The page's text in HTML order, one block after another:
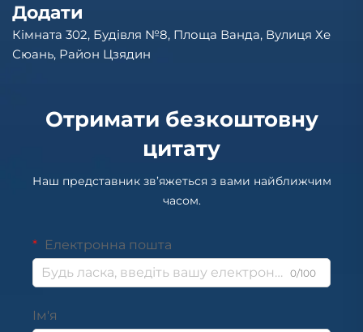
Додати
Кімната 302, Будівля №8, Площа Ванда, Вулиця Хе
Сюань, Район Цзядин
Отримати безкоштовну
цитату
Наш представник зв’яжеться з вами найближчим
часом.
Електронна пошта
0/100
Ім'я